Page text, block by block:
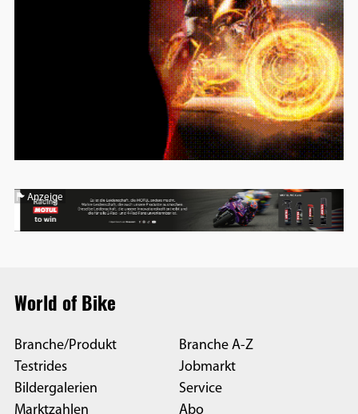
Anzeige
World of Bike
Branche/Produkt
Testrides
Bildergalerien
Marktzahlen
Branche A-Z
Jobmarkt
Service
Abo